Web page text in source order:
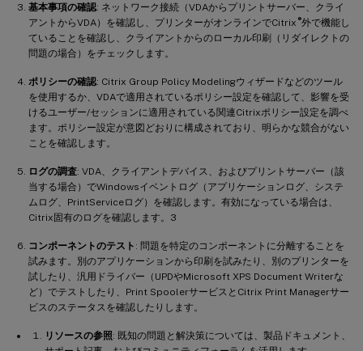
基本事項の確認: ネットワーク接続（VDAからプリントサーバー、クライ
アントからVDA）を確認し、プリンターがオンラインでCitrix ®外で機能し
ていることを確認し、クライアントからのローカル印刷（リダイレクトの
問題の場合）をチェックします。
ポリシーの確認: Citrix Group Policy Modelingウィザードなどのツール
を使用するか、VDAで適用されているポリシー設定を確認して、影響を受
けるユーザー/セッションに適用されている関連Citrixポリシー設定を調べ
ます。ポリシー設定が意図どおりに構成されており、明らかな競合がない
ことを確認します。
ログの調査: VDA、クライアントデバイス、およびプリントサーバー（該
当する場合）でWindowsイベントログ（アプリケーションログ、システ
ムログ、PrintServiceログ）を確認します。有効になっている場合は、
Citrix固有のログを確認します。3
コンポーネントのテスト : 問題を特定のコンポーネントに分離することを
試みます。別のアプリケーションから印刷を試みたり、別のプリンターを
試したり、汎用ドライバー（UPDやMicrosoft XPS Document Writerな
ど）でテストしたり、Print SpoolerサービスとCitrix Print Managerサー
ビスのステータスを確認したりします。
リソースの参照: 既知の問題と解決策については、製品ドキュメント、